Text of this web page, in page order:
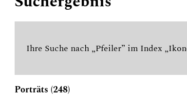
Ihre Suche nach „Pfeiler” im Index
Porträts (248)